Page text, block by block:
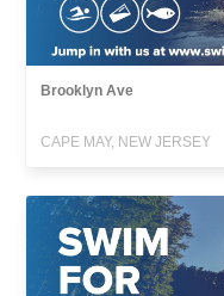
Brooklyn Ave
CAPE MAY, NEW JERSEY